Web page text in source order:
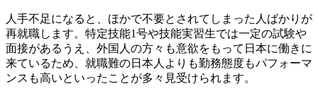
人手不足になると、ほかで不要とされてしまった人ばかりが
再就職します。特定技能1号や技能実習生では一定の試験や
面接があるうえ、外国人の方々も意欲をもって日本に働きに
来ているため、就職難の日本人よりも勤務態度もパフォーマ
ンスも高いといったことが多々見受けられます。